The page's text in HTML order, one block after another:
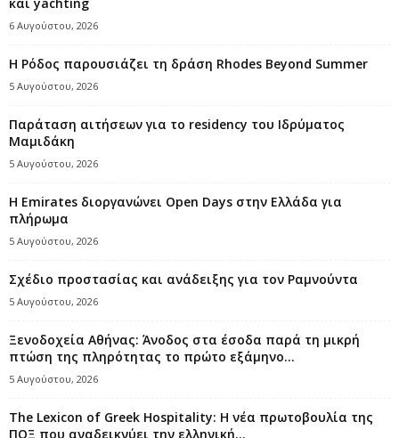
6 Αυγούστου, 2026
Η Ρόδος παρουσιάζει τη δράση Rhodes Beyond Summer
5 Αυγούστου, 2026
Παράταση αιτήσεων για το residency του Ιδρύματος
Μαμιδάκη
5 Αυγούστου, 2026
Η Emirates διοργανώνει Open Days στην Ελλάδα για
πλήρωμα
5 Αυγούστου, 2026
Σχέδιο προστασίας και ανάδειξης για τον Ραμνούντα
5 Αυγούστου, 2026
Ξενοδοχεία Αθήνας: Άνοδος στα έσοδα παρά τη μικρή
πτώση της πληρότητας το πρώτο εξάμηνο...
5 Αυγούστου, 2026
The Lexicon of Greek Hospitality: Η νέα πρωτοβουλία της
ΠΟΞ που αναδεικνύει την ελληνική...